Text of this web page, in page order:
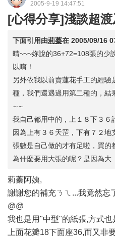
2005-9-19 14:47:51
[心得分享]淺談超
下面引用由莉蓁在 2005/09/16
晴~~~妳說的36+72=108張的少
以唷！
另外依我以前賣蓮花手工的經
種，我們還遇過用第二種的，結
∼∼
我自己都用中的，上１８下３
因為上有３６天罡，下有７２
張數是自己做的才有足啦，買的
為什麼要用大張的呢？是因為大
莉蓁阿姨,
謝謝您的補充ㄋㄟ...我竟然忘
@@
我也是用"中型"的紙張,方式也
上面花瓣18下面座36,而又非